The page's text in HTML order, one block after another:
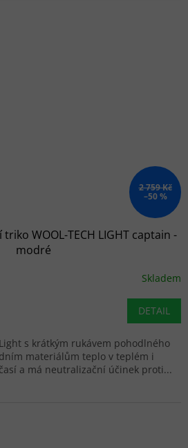
2 759 Kč
–50 %
triko WOOL-TECH LIGHT captain -
modré
Skladem
DETAIL
s krátkým rukávem pohodlného
materiálům teplo v teplém i
a má neutralizační účinek proti...